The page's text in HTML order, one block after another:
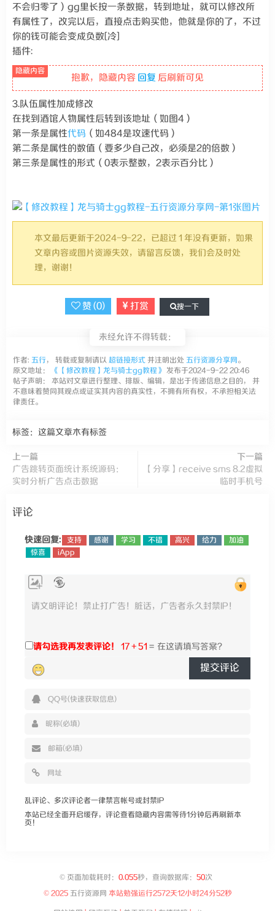
不会归零了）gg里长按一条数据，转到地址，就可以修改所
有属性了，改完以后，直接点击购买他，他就是你的了，不过
你的钱可能会变成负数[冷]
插件:
抱歉，隐藏内容 回复 后刷新可见
3.队伍属性加成修改
在找到酒馆人物属性后转到该地址（如图4）
第一条是属性代码 （如484是攻速代码）
第二条是属性的数值（要多少自己改，必须是2的倍数）
第三条是属性的形式（0表示整数，2表示百分比）
本文最后更新于2024-9-22，已超过 1 年没有更新，如果
文章内容或图片资源失效，请留言反馈，我们会及时处
理，谢谢！
赞 (0) 打赏 搜一下
未经允许不得转载：
作者: 五行， 转载或复制请以 超链接形式 并注明出处 五行资源分享网。
原文地址：
《【修改教程】龙与骑士gg教程》 发布于2024-9-22 20:46
帖子声明： 本站对文章进行整理、排版、编辑，是出于传递信息之目的， 并
不意味着赞同其观点或证实其内容的真实性，不拥有所有权，不承担相关法
律责任。
标签：这篇文章木有标签
上一篇
广告跳转页面统计系统源码：
实时分析广告点击数据
下一篇
【分享】receive sms 8.2虚拟
临时手机号
评论
快速回复: 支持 感谢 学习 不错 高兴 给力
加油
惊喜
iApp
请勾选我再发表评论！ 17 + 51 =
提交评论
乱评论、多次评论者一律禁言帐号或封禁IP
本站已经全面开启缓存，评论查看隐藏内容需等待1分钟后再刷新本
页！
© 页面加载耗时： 0.055秒，查询数据库： 50次
© 2025 五行资源网 本站勉强运行2572天12小时24分53秒